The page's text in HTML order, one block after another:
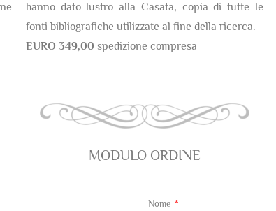
hanno dato lustro alla Casata, copia di tutte le
fonti bibliografiche utilizzate al fine della ricerca.
EURO 349,00 spedizione compresa
MODULO ORDINE
Nome